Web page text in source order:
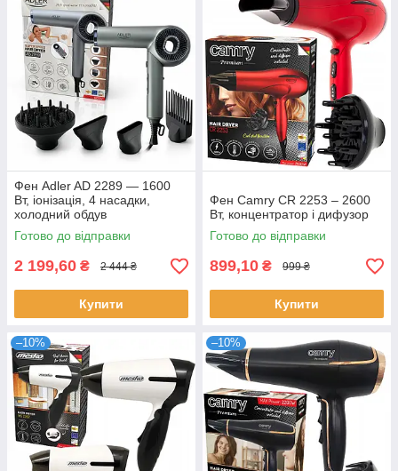
Фен Adler AD 2289 — 1600
Вт, іонізація, 4 насадки,
холодний обдув
Готово до відправки
2 199,60 ₴ 2 444 ₴
Купити
Фен Camry CR 2253 – 2600
Вт, концентратор і дифузор
Готово до відправки
899,10 ₴ 999 ₴
Купити
–10% –10%